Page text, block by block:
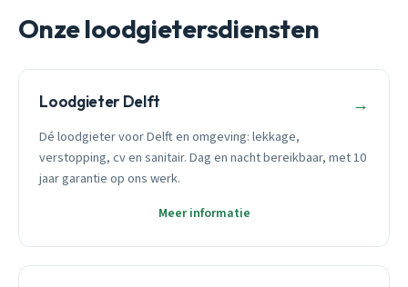
Onze loodgietersdiensten
Loodgieter Delft →
Dé loodgieter voor Delft en omgeving: lekkage,
verstopping, cv en sanitair. Dag en nacht bereikbaar, met 10
jaar garantie op ons werk.
Meer informatie